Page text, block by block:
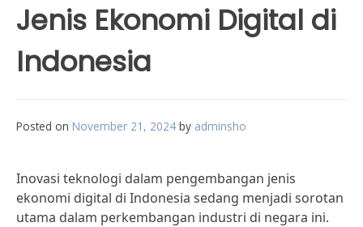
Jenis Ekonomi Digital di
Indonesia
Posted on November 21, 2024 by adminsho
Inovasi teknologi dalam pengembangan jenis
ekonomi digital di Indonesia sedang menjadi sorotan
utama dalam perkembangan industri di negara ini.